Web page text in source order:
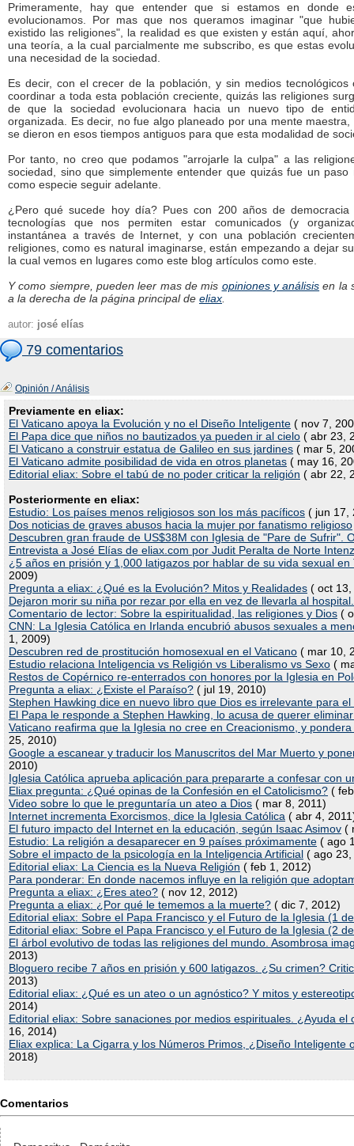
Primeramente, hay que entender que si estamos en donde
evolucionamos. Por mas que nos queramos imaginar "que
existido las religiones", la realidad es que existen y están aquí,
una teoría, a la cual parcialmente me subscribo, es que estas
una necesidad de la sociedad.
Es decir, con el crecer de la población, y sin medios tecnológicos
coordinar a toda esta población creciente, quizás las religiones
de que la sociedad evolucionara hacia un nuevo tipo de
organizada. Es decir, no fue algo planeado por una mente
se dieron en esos tiempos antiguos para que esta modalidad de
Por tanto, no creo que podamos "arrojarle la culpa" a las
sociedad, sino que simplemente entender que quizás fue un paso
como especie seguir adelante.
¿Pero qué sucede hoy día? Pues con 200 años de
tecnologías que nos permiten estar comunicados (y
instantánea a través de Internet, y con una población
religiones, como es natural imaginarse, están empezando a dejar
la cual vemos en lugares como este blog artículos como este.
Y como siempre, pueden leer mas de mis opiniones y análisis en la
a la derecha de la página principal de eliax
autor: josé elías
79 comentarios
Opinión / Análisis
Previamente en eliax:
El Vaticano apoya la Evolución y no el Diseño Inteligente ( nov 7,
El Papa dice que niños no bautizados ya pueden ir al cielo ( abr 23,
El Vaticano a construir estatua de Galileo en sus jardines ( mar 5,
El Vaticano admite posibilidad de vida en otros planetas ( may 16,
Editorial eliax: Sobre el tabú de no poder criticar la religión ( abr 22,
Posteriormente en eliax:
Estudio: Los países menos religiosos son los más pacíficos ( jun 17,
Dos noticias de graves abusos hacia la mujer por fanatismo religioso
Descubren gran fraude de US$38M con Iglesia de "Pare de Sufrir".
Entrevista a José Elías de eliax.com por Judit Peralta de Norte
¿5 años en prisión y 1,000 latigazos por hablar de su vida sexual en
2009)
Pregunta a eliax: ¿Qué es la Evolución? Mitos y Realidades ( oct
Dejaron morir su niña por rezar por ella en vez de llevarla al
Comentario de lector: Sobre la espiritualidad, las religiones y Dios (
CNN: La Iglesia Católica en Irlanda encubrió abusos sexuales a
1, 2009)
Descubren red de prostitución homosexual en el Vaticano ( mar 10,
Estudio relaciona Inteligencia vs Religión vs Liberalismo vs Sexo (
Restos de Copérnico re-enterrados con honores por la Iglesia en
Pregunta a eliax: ¿Existe el Paraíso? ( jul 19, 2010)
Stephen Hawking dice en nuevo libro que Dios es irrelevante para el
El Papa le responde a Stephen Hawking, lo acusa de querer
Vaticano reafirma que la Iglesia no cree en Creacionismo, y
25, 2010)
Google a escanear y traducir los Manuscritos del Mar Muerto y
2010)
Iglesia Católica aprueba aplicación para prepararte a confesar con
Eliax pregunta: ¿Qué opinas de la Confesión en el Catolicismo? (
Video sobre lo que le preguntaría un ateo a Dios ( mar 8, 2011)
Internet incrementa Exorcismos, dice la Iglesia Católica ( abr 4,
El futuro impacto del Internet en la educación, según Isaac Asimov (
Estudio: La religión a desaparecer en 9 países próximamente ( ago
Sobre el impacto de la psicología en la Inteligencia Artificial ( ago 23,
Editorial eliax: La Ciencia es la Nueva Religión ( feb 1, 2012)
Para ponderar: En donde nacemos influye en la religión que
Pregunta a eliax: ¿Eres ateo? ( nov 12, 2012)
Pregunta a eliax: ¿Por qué le tememos a la muerte? ( dic 7, 2012)
Editorial eliax: Sobre el Papa Francisco y el Futuro de la Iglesia (1
Editorial eliax: Sobre el Papa Francisco y el Futuro de la Iglesia (2
El árbol evolutivo de todas las religiones del mundo. Asombrosa
2013)
Bloguero recibe 7 años en prisión y 600 latigazos. ¿Su crimen?
2013)
Editorial eliax: ¿Qué es un ateo o un agnóstico? Y mitos y
2014)
Editorial eliax: Sobre sanaciones por medios espirituales. ¿Ayuda el
16, 2014)
Eliax explica: La Cigarra y los Números Primos, ¿Diseño Inteligente
2018)
Comentarios